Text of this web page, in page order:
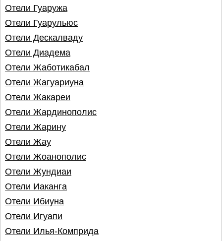
Отели Гуаружа
Отели Гуарульюс
Отели Дескалваду
Отели Диадема
Отели Жаботикабал
Отели Жагуариуна
Отели Жакареи
Отели Жардинополис
Отели Жарину
Отели Жау
Отели Жоанополис
Отели Жундиаи
Отели Иаканга
Отели Ибиуна
Отели Игуапи
Отели Илья-Комприда